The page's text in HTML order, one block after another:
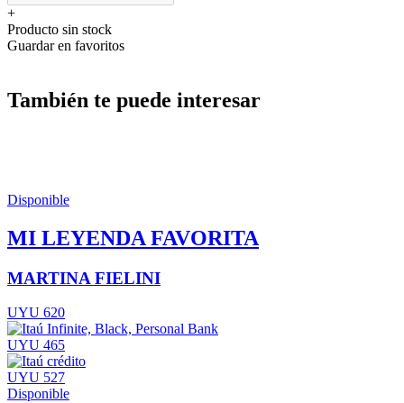
+
Producto sin stock
Guardar en favoritos
También te puede interesar
Disponible
MI LEYENDA FAVORITA
MARTINA FIELINI
UYU 620
UYU 465
UYU 527
Disponible